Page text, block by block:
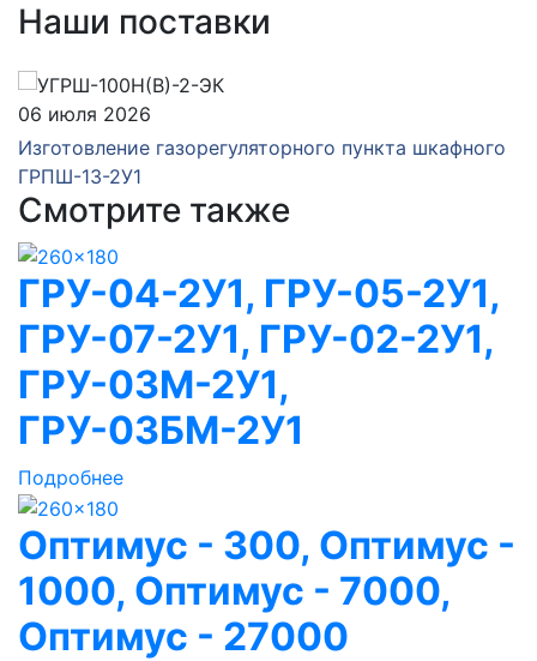
Наши поставки
06 июля 2026
Изготовление газорегуляторного пункта шкафного
ГРПШ-13-2У1
Смотрите также
ГРУ-04-2У1, ГРУ-05-2У1,
ГРУ-07-2У1, ГРУ-02-2У1,
ГРУ-03М-2У1,
ГРУ-03БМ-2У1
Подробнее
Оптимус - 300, Оптимус -
1000, Оптимус - 7000,
Оптимус - 27000